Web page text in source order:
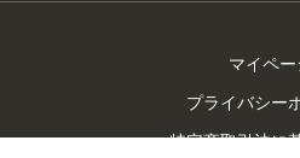
マイペー
プライバシー
特定商取引法に